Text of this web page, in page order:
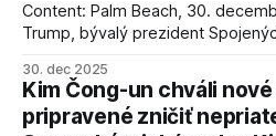
Content: Palm Beach, 30.
Trump, bývalý prezident
kľúčové pre úspešné dosiahnutie
AFP informuje, že Trump vyjadril
podmienky dohody o prí
30. dec 2025
Kim Čong-un chváli
pripravené zničiť